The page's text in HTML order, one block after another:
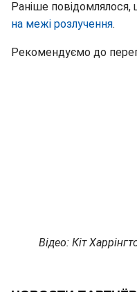
Раніше повідомлялося,
на межі розлучення.
Рекомендуємо до
Відео: Кіт